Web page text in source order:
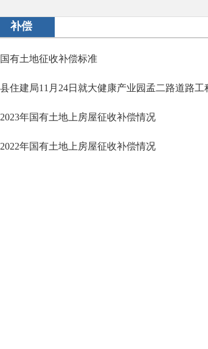
补偿
国有土地征收补偿标准
2023年国有土地上房屋征收补偿情况
2022年国有土地上房屋征收补偿情况